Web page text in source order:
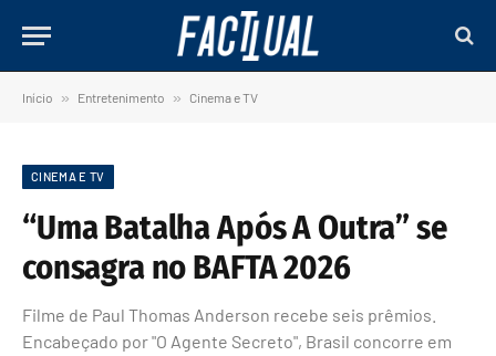
Início » Entretenimento » Cinema e TV
CINEMA E TV
“Uma Batalha Após A Outra” se
consagra no BAFTA 2026
Filme de Paul Thomas Anderson recebe seis prêmios.
Encabeçado por "O Agente Secreto", Brasil concorre em